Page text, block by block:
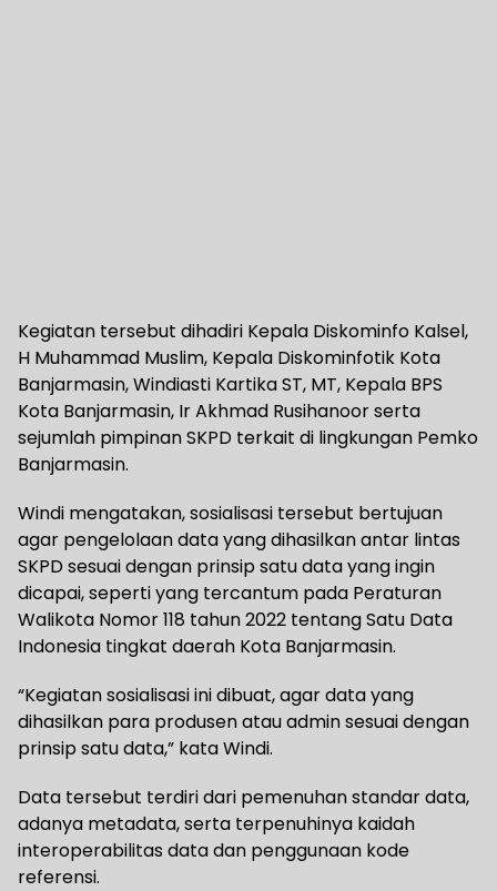
Kegiatan tersebut dihadiri Kepala Diskominfo Kalsel,
H Muhammad Muslim, Kepala Diskominfotik Kota
Banjarmasin, Windiasti Kartika ST, MT, Kepala BPS
Kota Banjarmasin, Ir Akhmad Rusihanoor serta
sejumlah pimpinan SKPD terkait di lingkungan Pemko
Banjarmasin.
Windi mengatakan, sosialisasi tersebut bertujuan
agar pengelolaan data yang dihasilkan antar lintas
SKPD sesuai dengan prinsip satu data yang ingin
dicapai, seperti yang tercantum pada Peraturan
Walikota Nomor 118 tahun 2022 tentang Satu Data
Indonesia tingkat daerah Kota Banjarmasin.
“Kegiatan sosialisasi ini dibuat, agar data yang
dihasilkan para produsen atau admin sesuai dengan
prinsip satu data,” kata Windi.
Data tersebut terdiri dari pemenuhan standar data,
adanya metadata, serta terpenuhinya kaidah
interoperabilitas data dan penggunaan kode
referensi.